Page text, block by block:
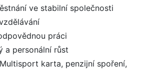
ve stabilní společnosti
práci
a personální růst
karta, penzijní spoření,